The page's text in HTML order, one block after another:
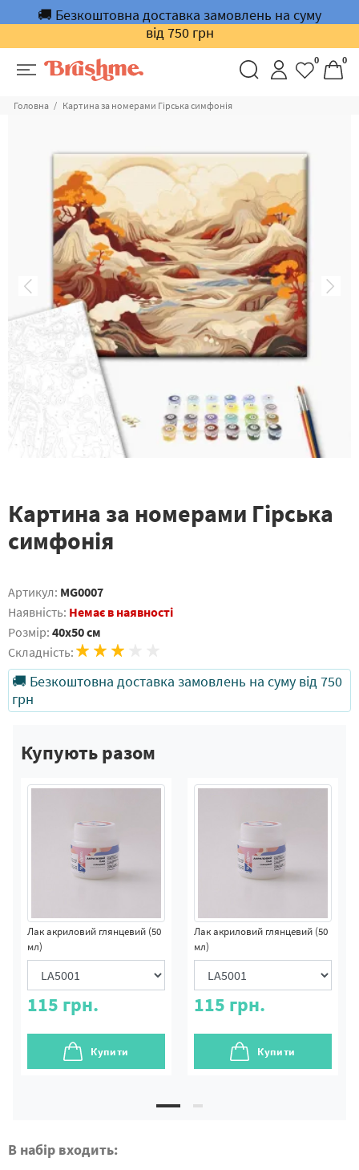
🚚 Безкоштовна доставка замовлень на суму
від 750 грн
0 0
Головна Картина за номерами Гірська симфонія
Картина за номерами Гірська
симфонія
Артикул: MG0007
Наявність: Немає в наявності
Розмір: 40x50 см
Складність:
🚚 Безкоштовна доставка замовлень на суму від 750
грн
Купують разом
Лак акриловий глянцевий (50
мл)
115 грн.
Купити
Лак акриловий глянцевий (50
мл)
115 грн.
Купити
В набір входить: